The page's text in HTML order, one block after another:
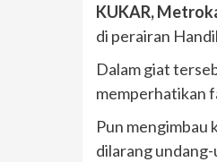
KUKAR,
di perairan
Dalam giat
memperhatikan
Pun mengimbau
dilarang